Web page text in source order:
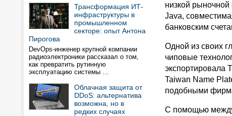
Трансформация ИТ-
инфраструктуры в
промышленном
секторе: опыт Антона
Пирогова
DevOps-инженер крупной компании
радиоэлектроники рассказал о том,
как превратить рутинную
эксплуатацию системы …
Облачная защита от
DDoS: альтернатива
возможна, но в
редких случаях
низкой
Java,
банковским
Одной из своих
чиповые
экспортировала
Taiwan Name
подобными
С помощью